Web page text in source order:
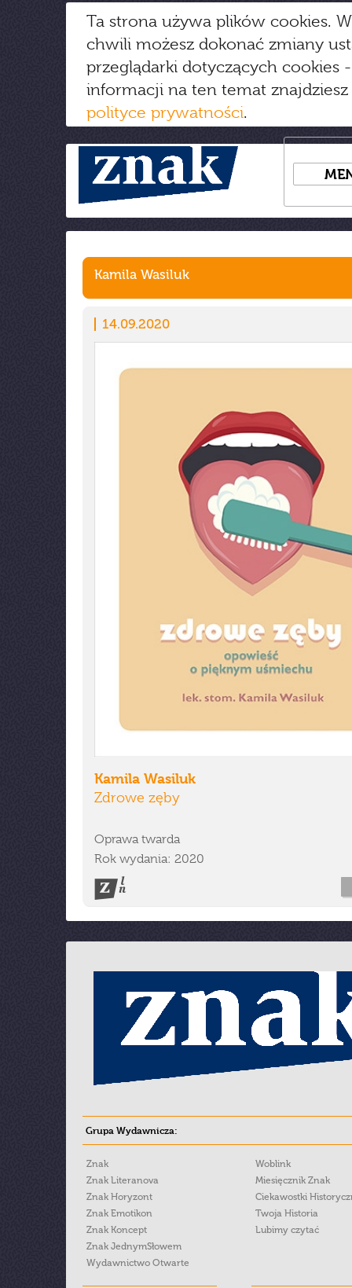
Ta strona używa plików cookies.
chwili możesz dokonać zmiany
przeglądarki dotyczących cookies
informacji na ten temat
polityce prywatności.
Kamila Wasiluk
14.09.2020
Kamila Wasiluk
Zdrowe zęby
Oprawa twarda
Rok wydania: 2020
Grupa Wydawnicza:
Znak
Znak Literanova
Znak Horyzont
Znak Emotikon
Znak Koncept
Znak JednymSłowem
Wydawnictwo Otwarte
Woblink
Miesięcznik Znak
Ciekawostki
Twoja Historia
Lubimy czytać